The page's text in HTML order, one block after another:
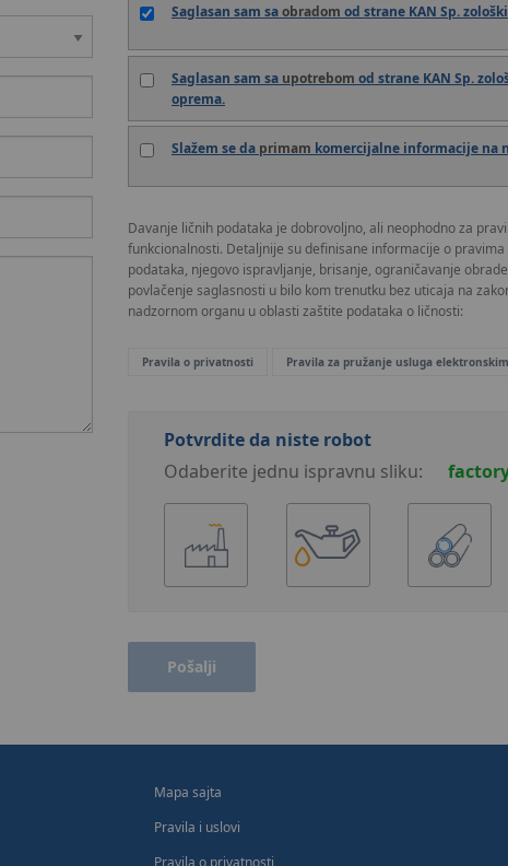
Saglasan sam saobradom od strane KAN Sp.
Saglasan sam sa upotrebom od strane KAN Sp.
oprema.
Slažem se da primam komercijalne informacije na
Davanje ličnih podataka je dobrovoljno, ali neophodno za
funkcionalnosti. Detaljnije su definisane informacije o
podataka, njegovo ispravljanje, brisanje, ograničavanje
povlačenje saglasnosti u bilo kom trenutku bez uticaja na
nadzornom organu u oblasti zaštite podataka o ličnosti:
Pravila o privatnosti Pravila za pružanje usluga
Potvrdite da niste robot
Odaberite jednu ispravnu sliku:
Pošalji
Mapa sajta
Pravila i uslovi